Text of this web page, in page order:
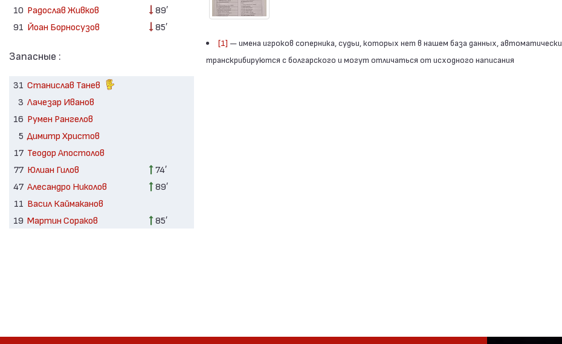
10 Радослав Живков
89′
91 Йоан Борносузов 85′
Запасные :
31 Станислав Танев
3 Лачезар Иванов
16 Румен Рангелов
5 Димитр Христов
17 Теодор Апостолов
77 Юлиан Гилов
74′
47 Алесандро Николов
89′
11 Васил Каймаканов
19 Мартин Сораков 85′
[1] — имена игроков соперника, судьи, которых нет в нашем база данных, автоматически
транскрибируются с болгарского и могут отличаться от исходного написания